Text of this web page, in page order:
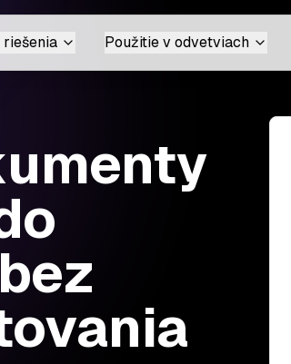
Použitie v odvetviach